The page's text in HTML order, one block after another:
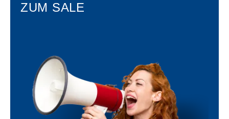
ZUM SALE